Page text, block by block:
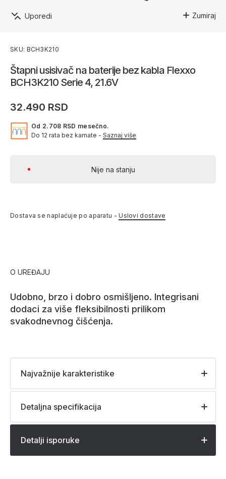
Zumiraj
Uporedi
Štapni usisivač na baterije bez kabla Flexxo
BCH3K210 Serie 4, 21.6V
32.490 RSD
Od 2.708 RSD mesečno.
Do 12 rata bez kamate - Saznaj više
Nije na stanju
Dostava se naplaćuje po aparatu -Uslovi dostave
SKU: BCH3K210
O UREĐAJU
Udobno, brzo i dobro osmišljeno. Integrisani
dodaci za više fleksibilnosti prilikom
svakodnevnog čišćenja.
Najvažnije karakteristike
Detaljna specifikacija
Detalji isporuke